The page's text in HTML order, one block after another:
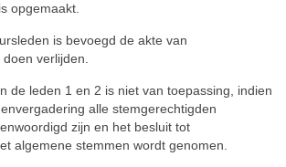
opgemaakt.
is bevoegd de akte van
verlijden.
leden 1 en 2 is niet van toepassing, indien
alle stemgerechtigden
zijn en het besluit tot
algemene stemmen wordt genomen.